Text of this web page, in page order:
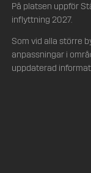
På platsen uppför
inflyttning 2027.
Som vid alla större
anpassningar i
uppdaterad